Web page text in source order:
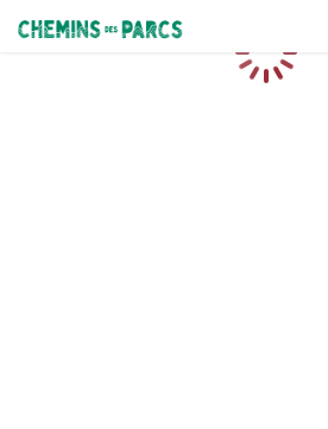
Chemins des Parcs
Loading